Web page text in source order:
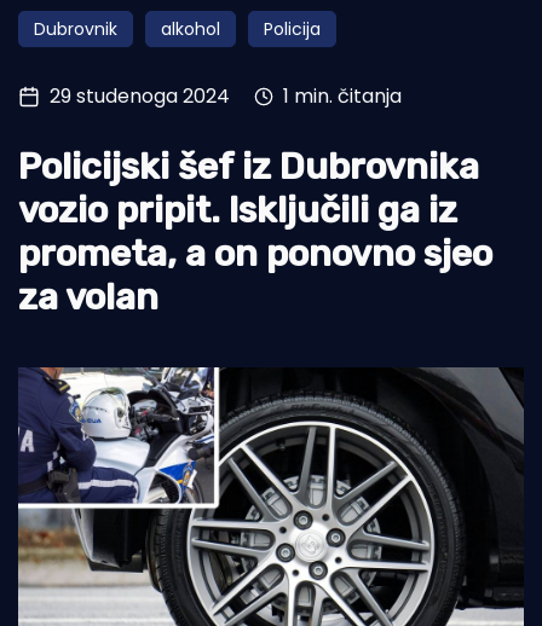
Otoci
Turizam i nautika
Pomorstvo
Ribolov
Ekologija
Tradicija i kultura
Dubrovnik alkohol Policija
29 studenoga 2024 1 min. čitanja
Policijski šef iz Dubrovnika
vozio pripit. Isključili ga iz
prometa, a on ponovno sjeo
za volan